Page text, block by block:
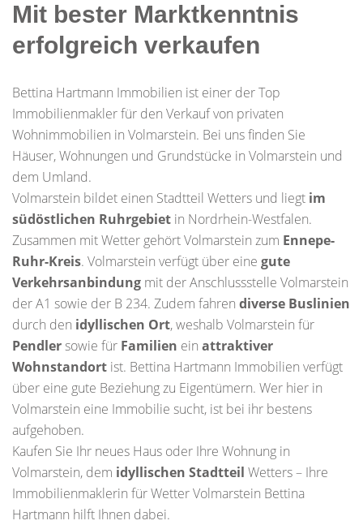
Mit bester Marktkenntnis
erfolgreich verkaufen
Bettina Hartmann Immobilien ist einer der Top
Immobilienmakler für den Verkauf von privaten
Wohnimmobilien in Volmarstein. Bei uns finden Sie
Häuser, Wohnungen und Grundstücke in Volmarstein und
dem Umland.
Volmarstein bildet einen Stadtteil Wetters und liegt im
südöstlichen Ruhrgebiet in Nordrhein-Westfalen.
Zusammen mit Wetter gehört Volmarstein zum Ennepe-
Ruhr-Kreis. Volmarstein verfügt über eine gute
Verkehrsanbindung mit der Anschlussstelle Volmarstein
der A1 sowie der B 234. Zudem fahren diverse Buslinien
durch den idyllischen Ort, weshalb Volmarstein für
Pendlersowie für Familien ein attraktiver
Wohnstandort ist. Bettina Hartmann Immobilien verfügt
über eine gute Beziehung zu Eigentümern. Wer hier in
Volmarstein eine Immobilie sucht, ist bei ihr bestens
aufgehoben.
Kaufen Sie Ihr neues Haus oder Ihre Wohnung in
Volmarstein, dem idyllischen Stadtteil Wetters – Ihre
Immobilienmaklerin für Wetter Volmarstein Bettina
Hartmann hilft Ihnen dabei.